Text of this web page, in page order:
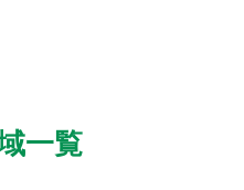
一覧